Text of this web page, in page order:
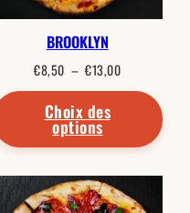
BROOKLYN
€8,50 – €13,00Plage
prix :
Choix des
options